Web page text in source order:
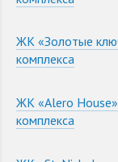
ЖК «Золотые
комплекса
ЖК «Alero
комплекса